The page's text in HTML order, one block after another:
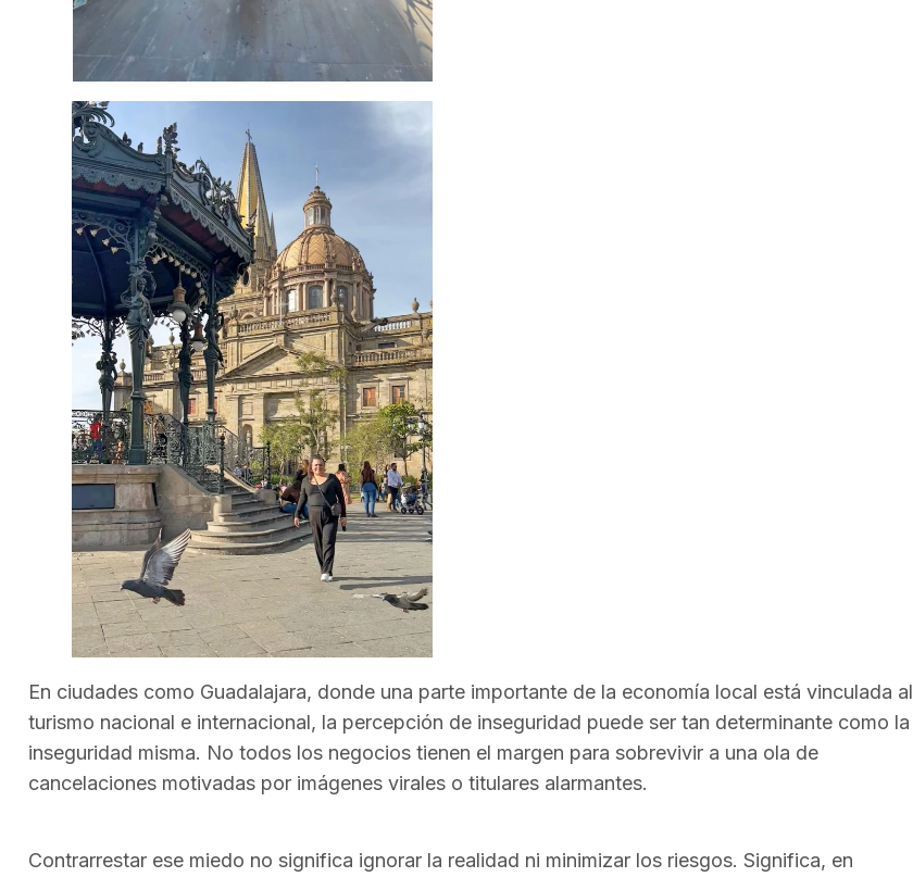
En ciudades como Guadalajara, donde una parte importante de la economía local está vinculada al
turismo nacional e internacional, la percepción de inseguridad puede ser tan determinante como la
inseguridad misma. No todos los negocios tienen el margen para sobrevivir a una ola de
cancelaciones motivadas por imágenes virales o titulares alarmantes.
Contrarrestar ese miedo no significa ignorar la realidad ni minimizar los riesgos. Significa, en